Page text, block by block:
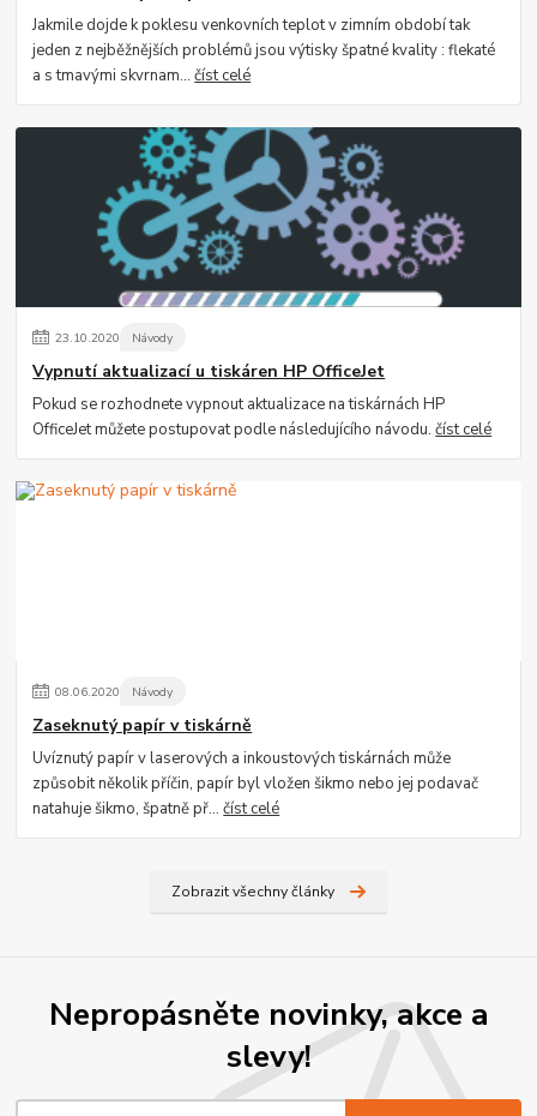
Jakmile dojde k poklesu venkovních teplot v zimním období tak
jeden z nejběžnějších problémů jsou výtisky špatné kvality : flekaté
a s tmavými skvrnam...číst celé
23.10.2020 Návody
Vypnutí aktualizací u tiskáren HP OfficeJet
Pokud se rozhodnete vypnout aktualizace na tiskárnách HP
OfficeJet můžete postupovat podle následujícího návodu.číst celé
08.06.2020 Návody
Zaseknutý papír v tiskárně
Uvíznutý papír v laserových a inkoustových tiskárnách může
způsobit několik příčin, papír byl vložen šikmo nebo jej podavač
natahuje šikmo, špatně př...číst celé
Zobrazit všechny články
Nepropásněte novinky, akce a
slevy!